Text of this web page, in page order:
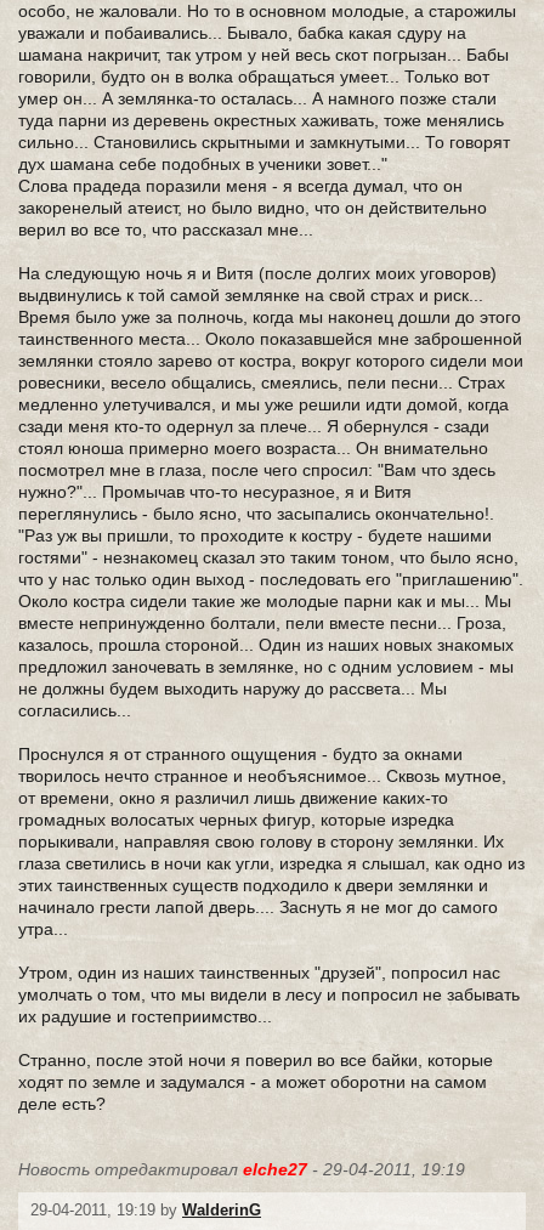
особо, не жаловали. Но то в основном молодые, а старожилы
уважали и побаивались... Бывало, бабка какая сдуру на
шамана накричит, так утром у ней весь скот погрызан... Бабы
говорили, будто он в волка обращаться умеет... Только вот
умер он... А землянка-то осталась... А намного позже стали
туда парни из деревень окрестных хаживать, тоже менялись
сильно... Становились скрытными и замкнутыми... То говорят
дух шамана себе подобных в ученики зовет..."
Слова прадеда поразили меня - я всегда думал, что он
закоренелый атеист, но было видно, что он действительно
верил во все то, что рассказал мне...
На следующую ночь я и Витя (после долгих моих уговоров)
выдвинулись к той самой землянке на свой страх и риск...
Время было уже за полночь, когда мы наконец дошли до этого
таинственного места... Около показавшейся мне заброшенной
землянки стояло зарево от костра, вокруг которого сидели мои
ровесники, весело общались, смеялись, пели песни... Страх
медленно улетучивался, и мы уже решили идти домой, когда
сзади меня кто-то одернул за плече... Я обернулся - сзади
стоял юноша примерно моего возраста... Он внимательно
посмотрел мне в глаза, после чего спросил: "Вам что здесь
нужно?"... Промычав что-то несуразное, я и Витя
переглянулись - было ясно, что засыпались окончательно!.
"Раз уж вы пришли, то проходите к костру - будете нашими
гостями" - незнакомец сказал это таким тоном, что было ясно,
что у нас только один выход - последовать его "приглашению".
Около костра сидели такие же молодые парни как и мы... Мы
вместе непринужденно болтали, пели вместе песни... Гроза,
казалось, прошла стороной... Один из наших новых знакомых
предложил заночевать в землянке, но с одним условием - мы
не должны будем выходить наружу до рассвета... Мы
согласились...
Проснулся я от странного ощущения - будто за окнами
творилось нечто странное и необъяснимое... Сквозь мутное,
от времени, окно я различил лишь движение каких-то
громадных волосатых черных фигур, которые изредка
порыкивали, направляя свою голову в сторону землянки. Их
глаза светились в ночи как угли, изредка я слышал, как одно из
этих таинственных существ подходило к двери землянки и
начинало грести лапой дверь.... Заснуть я не мог до самого
утра...
Утром, один из наших таинственных "друзей", попросил нас
умолчать о том, что мы видели в лесу и попросил не забывать
их радушие и гостеприимство...
Странно, после этой ночи я поверил во все байки, которые
ходят по земле и задумался - а может оборотни на самом
деле есть?
Новость отредактировал elche27- 29-04-2011, 19:19
29-04-2011, 19:19 by WalderinG